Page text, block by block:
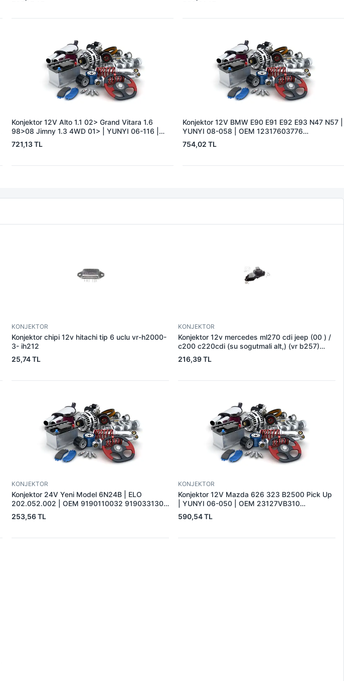
Konjektor 12V Alto 1.1 02> Grand Vitara 1.6
98>08 Jimny 1.3 4WD 01> | YUNYI 06-116 |
OEM 3250066D00 3250066D12
721,13 TL
Konjektor 12V BMW E90 E91 E92 E93 N47 N57 |
YUNYI 08-058 | OEM 12317603776
12318510088
754,02 TL
KONJEKTOR
Konjektor chipi 12v hitachi tip 6 uclu vr-h2000-
3- ih212
25,74 TL
KONJEKTOR
Konjektor 12v mercedes ml270 cdi jeep (00 ) /
c200 c220cdi (su sogutmali alt,) (vr b257)
235528
216,39 TL
KONJEKTOR
Konjektor 24V Yeni Model 6N24B | ELO
202.052.002 | OEM 9190110032 9190331303
CRE30104AS 215785 130613 35631016
CQ1010539 VRF110A 1112333 IX4004
253,56 TL
KONJEKTOR
Konjektor 12V Mazda 626 323 B2500 Pick Up
| YUNYI 06-050 | OEM 23127VB310
231150V010
590,54 TL